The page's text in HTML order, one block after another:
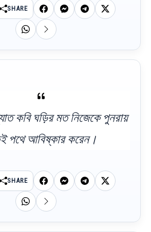
SHARE
কবি ঘড়ির মত নিজেকে পুনরায়
পথে আবিষ্কার করেন।
SHARE